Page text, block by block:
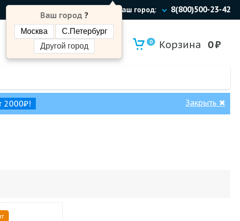
Ваш город:
Ваш город ?
Москва
С.Петербург
Другой город
8(800)500-23-42
0 Корзина 0₽
2000₽! Закрыть ✖